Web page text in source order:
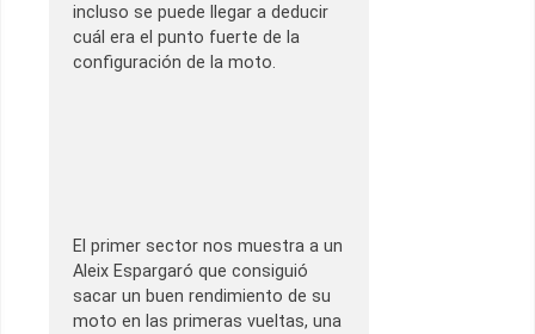
incluso se puede llegar a deducir
cuál era el punto fuerte de la
configuración de la moto.
El primer sector nos muestra a un
Aleix Espargaró que consiguió
sacar un buen rendimiento de su
moto en las primeras vueltas, una